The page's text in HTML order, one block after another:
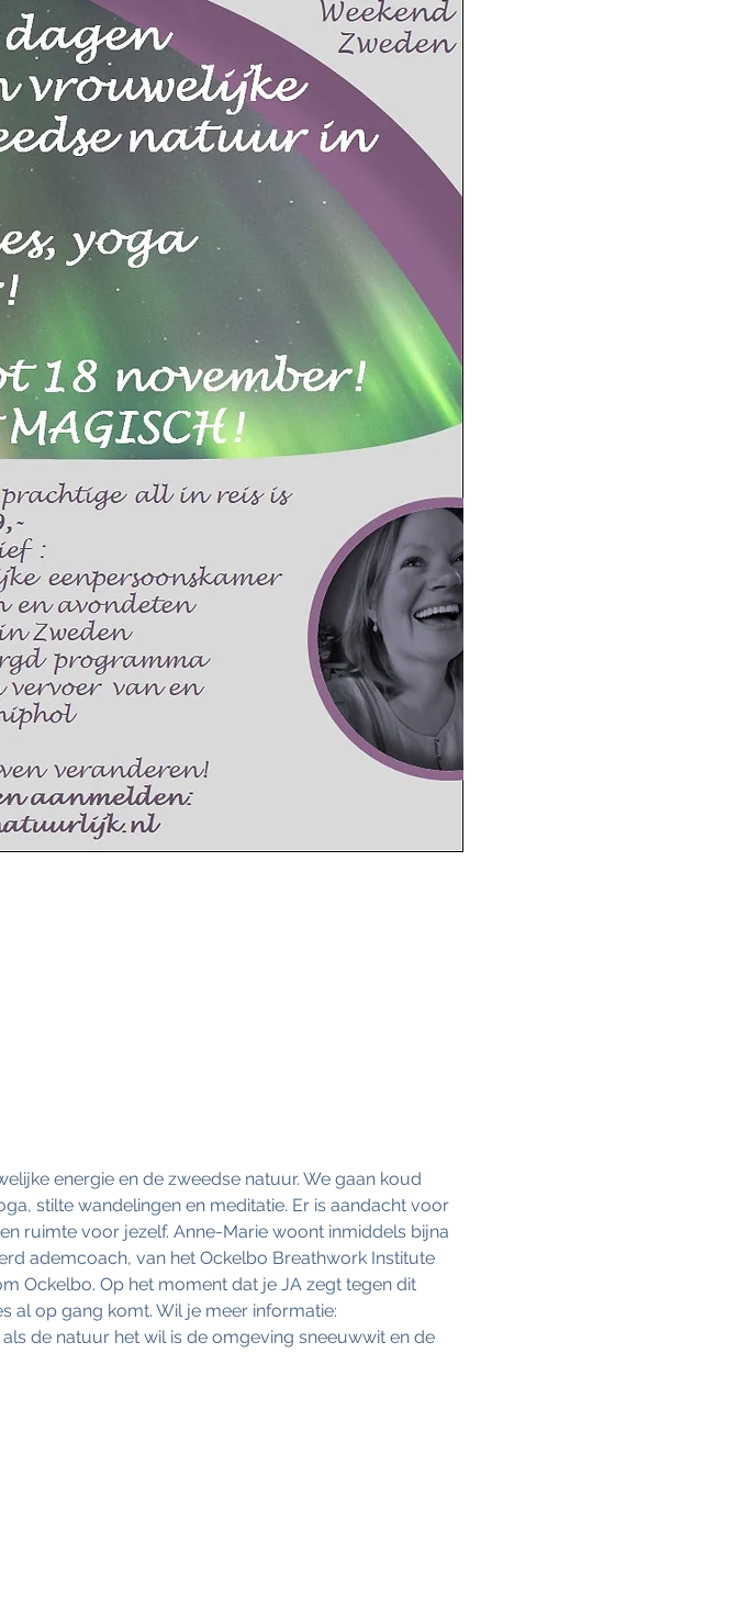
energie en de zweedse natuur. We gaan koud
stilte wandelingen en meditatie. Er is aandacht voor
ruimte voor jezelf. Anne-Marie woont inmiddels bijna
ademcoach, van het Ockelbo Breathwork Institute
Ockelbo. Op het moment dat je JA zegt tegen dit
al op gang komt. Wil je meer informatie:
de natuur het wil is de omgeving sneeuwwit en de